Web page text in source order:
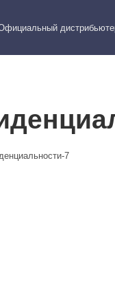
СЕРВИС
7